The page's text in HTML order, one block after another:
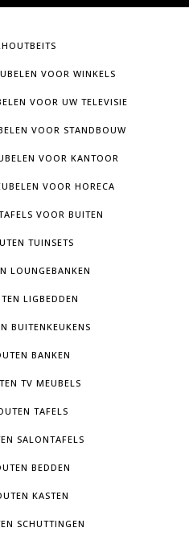
VOOR WINKELS
VOOR UW TELEVISIE
VOOR STANDBOUW
VOOR KANTOOR
VOOR HORECA
VOOR BUITEN
TUINSETS
LOUNGEBANKEN
LIGBEDDEN
BUITENKEUKENS
BANKEN
TV MEUBELS
TAFELS
SALONTAFELS
BEDDEN
KASTEN
SCHUTTINGEN